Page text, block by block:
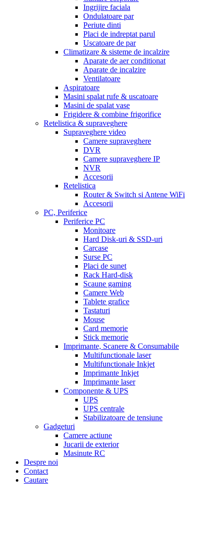
Ingrijire faciala
Ondulatoare par
Periute dinti
Placi de indreptat parul
Uscatoare de par
Climatizare & sisteme de incalzire
Aparate de aer conditionat
Aparate de incalzire
Ventilatoare
Aspiratoare
Masini spalat rufe & uscatoare
Masini de spalat vase
Frigidere & combine frigorifice
Retelistica & supraveghere
Supraveghere video
Camere supraveghere
DVR
Camere supraveghere IP
NVR
Accesorii
Retelistica
Router & Switch si Antene WiFi
Accesorii
PC, Periferice
Periferice PC
Monitoare
Hard Disk-uri & SSD-uri
Carcase
Surse PC
Placi de sunet
Rack Hard-disk
Scaune gaming
Camere Web
Tablete grafice
Tastaturi
Mouse
Card memorie
Stick memorie
Imprimante, Scanere & Consumabile
Multifunctionale laser
Multifunctionale Inkjet
Imprimante Inkjet
Imprimante laser
Componente & UPS
UPS
UPS centrale
Stabilizatoare de tensiune
Gadgeturi
Camere actiune
Jucarii de exterior
Masinute RC
Despre noi
Contact
Cautare